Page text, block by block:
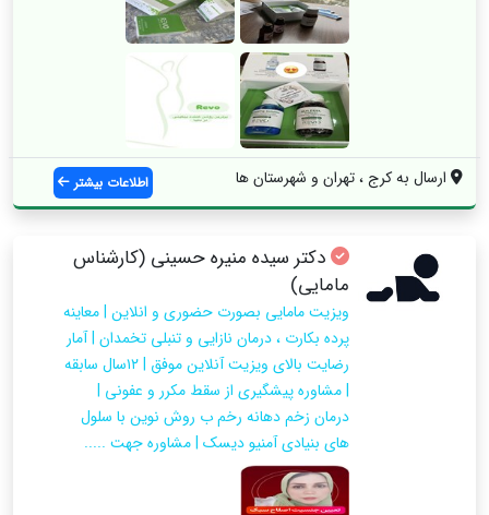
ارسال به کرج ، تهران و شهرستان ها اطلاعات بیشتر
دکتر سیده منیره حسینی (کارشناس
مامایی)
ویزیت مامایی بصورت حضوری و انلاین | معاینه
پرده بکارت ، درمان نازایی و تنبلی تخمدان | آمار
رضایت بالای ویزیت آنلاین موفق | ۱۲سال سابقه
| مشاوره پیشگیری از سقط مکرر و عفونی |
درمان زخم دهانه رخم ب روش نوین با سلول
های بنیادی آمنیو دیسک | مشاوره جهت .....